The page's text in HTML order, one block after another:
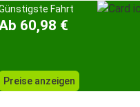
Fahrt
60,98 €
Preise anzeigen